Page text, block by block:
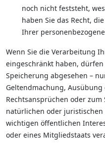
noch nicht feststeht,
haben Sie das Recht,
Ihrer
Wenn Sie die Verarbeitung
eingeschränkt haben,
Speicherung abgesehen –
Geltendmachung,
Rechtsansprüchen oder
natürlichen oder juristischen
wichtigen öffentlichen
oder eines Mitgliedstaats